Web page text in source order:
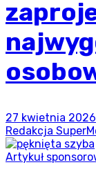
27 kwietnia 2026
Redakcja
Artykuł